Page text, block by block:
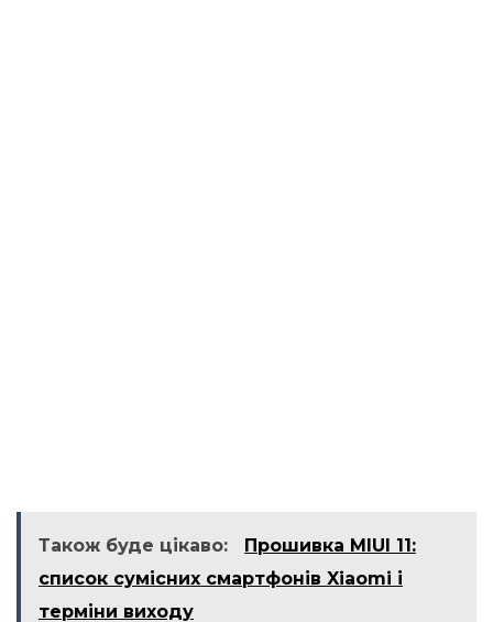
Також буде цікаво:
Прошивка MIUI 11:
список сумісних смартфонів Xiaomi і
терміни виходу